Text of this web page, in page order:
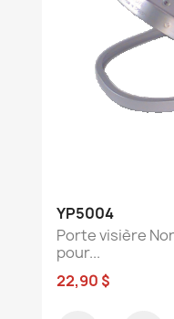
YP5004
Porte visière
pour...
22,90 $